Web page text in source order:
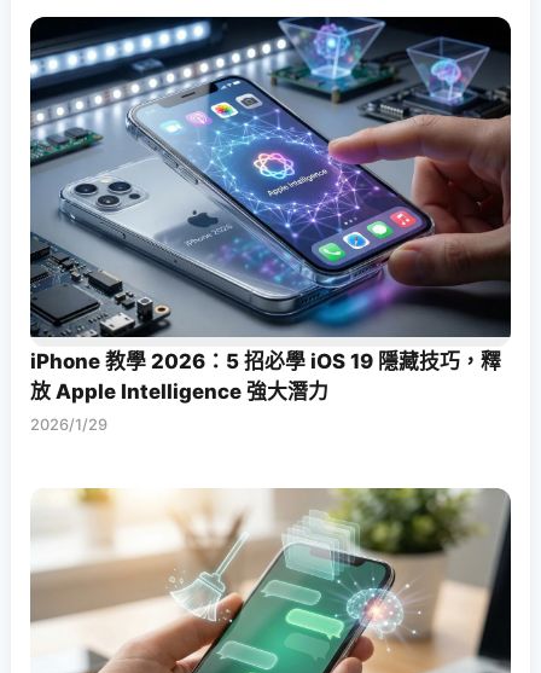
iPhone 教學 2026：5 招必學 iOS 19 隱藏技巧，釋
放 Apple Intelligence 強大潛力
2026/1/29